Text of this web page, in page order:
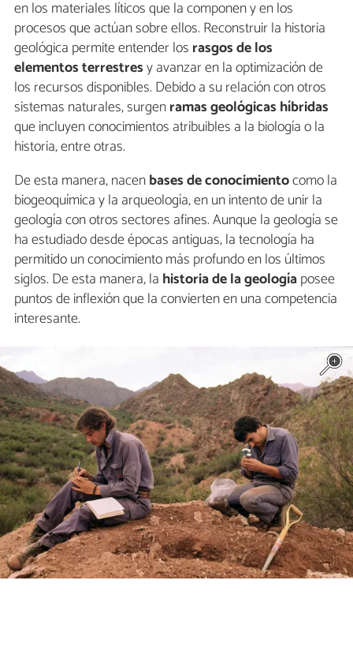
en los materiales líticos que la componen y en los
procesos que actúan sobre ellos. Reconstruir la historia
geológica permite entender los rasgos de los
elementos terrestresy avanzar en la optimización de
los recursos disponibles. Debido a su relación con otros
sistemas naturales, surgenramas geológicas híbridas
que incluyen conocimientos atribuibles a la biología o la
historia, entre otras.
De esta manera, nacenbases de conocimientocomo la
biogeoquímica y la arqueología, en un intento de unir la
geología con otros sectores afines. Aunque la geología se
ha estudiado desde épocas antiguas, la tecnología ha
permitido un conocimiento más profundo en los últimos
siglos. De esta manera, la historia de la geologíaposee
puntos de inflexión que la convierten en una competencia
interesante.